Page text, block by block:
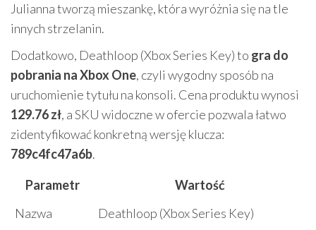
Julianna tworzą mieszankę, która wyróżnia się na tle
innych strzelanin.
Dodatkowo, Deathloop (Xbox Series Key) to gra do
pobrania na Xbox One, czyli wygodny sposób na
uruchomienie tytułu na konsoli. Cena produktu wynosi
129.76 zł, a SKU widoczne w ofercie pozwala łatwo
zidentyfikować konkretną wersję klucza:
789c4fc47a6b.
Parametr
Wartość
Nazwa
Deathloop (Xbox Series Key)